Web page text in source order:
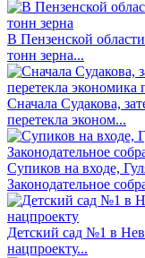
В Пензенской
тонн зерна...
Сначала Судакова,
перетекла эконом...
Супиков на входе,
Законодательное
Детский сад №1 в
нацпроекту...